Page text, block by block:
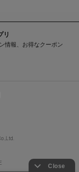
リ
情報、お得なクーポン